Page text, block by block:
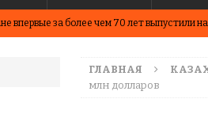
впервые за более чем 70 лет выпустили
юные шахматисты победили сборную
ГЛАВНАЯ
млн долларов